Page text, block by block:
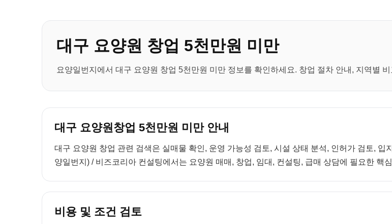
대구 요양원 창업 5천만원 미만
요양일번지에서 대구 요양원 창업 5천만원 미만 정보를 확인하세요. 창업 절차 안내, 지역별
대구 요양원창업 5천만원 미만 안내
대구 요양원 창업 관련 검색은 실매물 확인, 운영 가능성 검토, 시설 상태 분석, 인허가 검토,
양일번지) / 비즈코리아 컨설팅에서는 요양원 매매, 창업, 임대, 컨설팅, 급매 상담에 필요한 핵
비용 및 조건 검토